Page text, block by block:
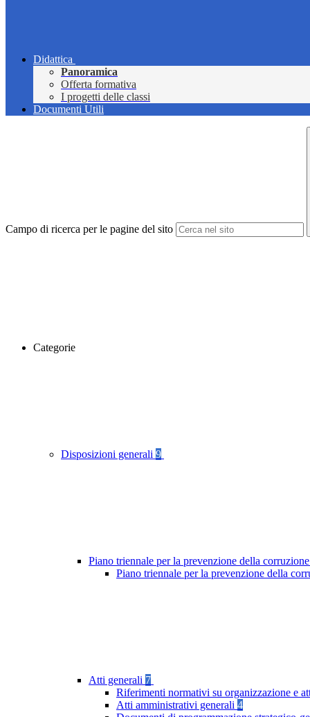
Didattica
Panoramica
Offerta formativa
I progetti delle classi
Documenti Utili
Campo di ricerca per le pagine del sito
Categorie
Disposizioni generali 9
Piano triennale per la prevenzione della
Piano triennale per la prevenzione della
Atti generali 7
Riferimenti normativi su organizzazione e
Atti amministrativi generali 4